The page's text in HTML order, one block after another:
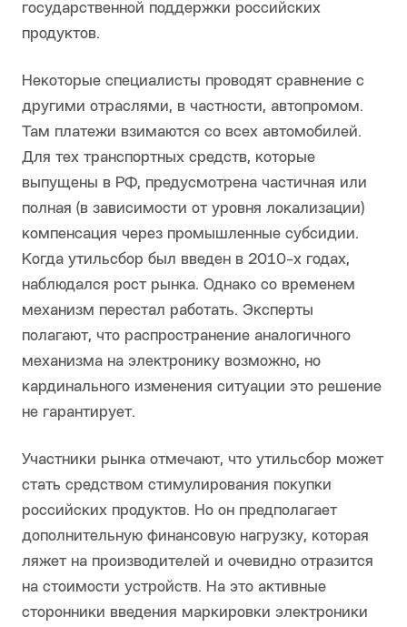
государственной поддержки российских
продуктов.
Некоторые специалисты проводят сравнение с
другими отраслями, в частности, автопромом.
Там платежи взимаются со всех автомобилей.
Для тех транспортных средств, которые
выпущены в РФ, предусмотрена частичная или
полная (в зависимости от уровня локализации)
компенсация через промышленные субсидии.
Когда утильсбор был введен в 2010-х годах,
наблюдался рост рынка. Однако со временем
механизм перестал работать. Эксперты
полагают, что распространение аналогичного
механизма на электронику возможно, но
кардинального изменения ситуации это решение
не гарантирует.
Участники рынка отмечают, что утильсбор может
стать средством стимулирования покупки
российских продуктов. Но он предполагает
дополнительную финансовую нагрузку, которая
ляжет на производителей и очевидно отразится
на стоимости устройств. На это активные
сторонники введения маркировки электроники